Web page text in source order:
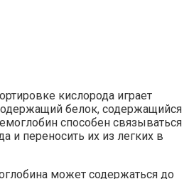
кислорода играет
белок, содержащийся
способен связываться
и переносить их из легких в
может содержаться до